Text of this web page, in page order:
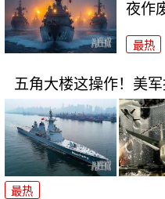
夜作
最热
五角大楼这操作！美
最热